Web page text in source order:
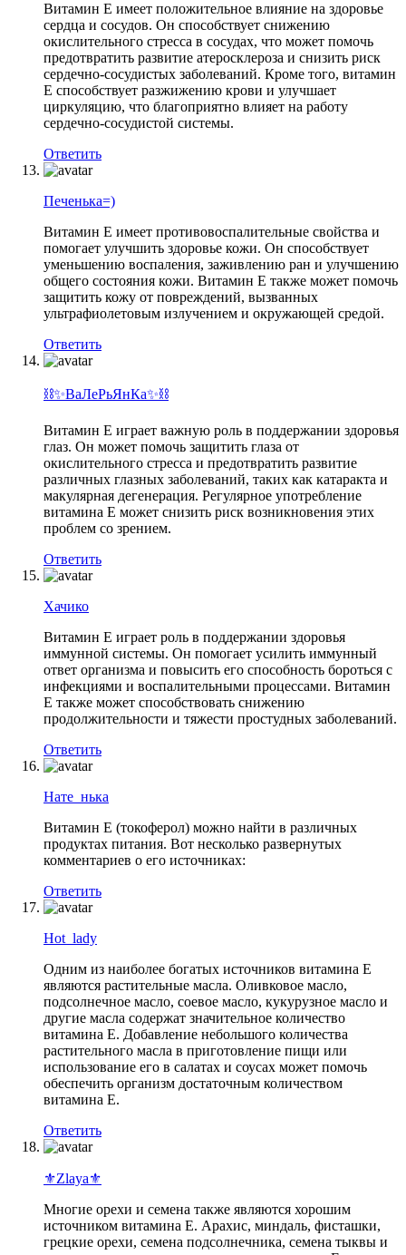
Витамин Е имеет положительное влияние на здоровье
сердца и сосудов. Он способствует снижению
окислительного стресса в сосудах, что может помочь
предотвратить развитие атеросклероза и снизить риск
сердечно-сосудистых заболеваний. Кроме того, витамин
Е способствует разжижению крови и улучшает
циркуляцию, что благоприятно влияет на работу
сердечно-сосудистой системы.
Ответить
Печенька=)
Витамин Е имеет противовоспалительные свойства и
помогает улучшить здоровье кожи. Он способствует
уменьшению воспаления, заживлению ран и улучшению
общего состояния кожи. Витамин Е также может помочь
защитить кожу от повреждений, вызванных
ультрафиолетовым излучением и окружающей средой.
Ответить
⛓✨ВаЛеРьЯнКа✨⛓
Витамин Е играет важную роль в поддержании здоровья
глаз. Он может помочь защитить глаза от
окислительного стресса и предотвратить развитие
различных глазных заболеваний, таких как катаракта и
макулярная дегенерация. Регулярное употребление
витамина Е может снизить риск возникновения этих
проблем со зрением.
Ответить
Хачико
Витамин Е играет роль в поддержании здоровья
иммунной системы. Он помогает усилить иммунный
ответ организма и повысить его способность бороться с
инфекциями и воспалительными процессами. Витамин
Е также может способствовать снижению
продолжительности и тяжести простудных заболеваний.
Ответить
Нате_нька
Витамин Е (токоферол) можно найти в различных
продуктах питания. Вот несколько развернутых
комментариев о его источниках:
Ответить
Hot_lady
Одним из наиболее богатых источников витамина Е
являются растительные масла. Оливковое масло,
подсолнечное масло, соевое масло, кукурузное масло и
другие масла содержат значительное количество
витамина Е. Добавление небольшого количества
растительного масла в приготовление пищи или
использование его в салатах и соусах может помочь
обеспечить организм достаточным количеством
витамина Е.
Ответить
⚜Zlaya⚜
Многие орехи и семена также являются хорошим
источником витамина Е. Арахис, миндаль, фисташки,
грецкие орехи, семена подсолнечника, семена тыквы и